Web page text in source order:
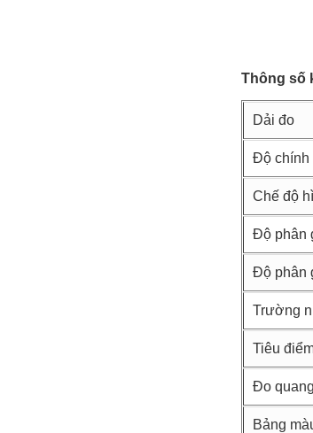
Thông số
Dải đo
Độ chính
Chế độ
Độ phân
Độ phân
Trường
Tiêu
Đo
Bảng